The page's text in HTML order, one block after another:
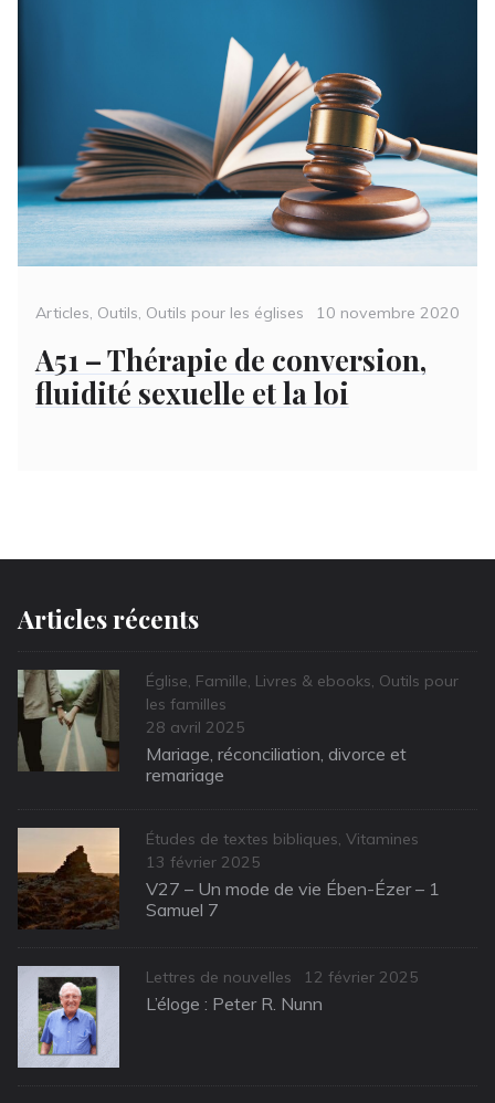
Categories
Articles, Outils, Outils pour les églises
Posted
10 novembre 2020
A51 – Thérapie de conversion,
fluidité sexuelle et la loi
Articles récents
Categories
Église, Famille, Livres & ebooks, Outils pour
les familles
Posted
on
28 avril 2025
Mariage, réconciliation, divorce et
remariage
Categories
Études de textes bibliques, Vitamines
Posted
on
13 février 2025
V27 – Un mode de vie Ében-Ézer – 1
Samuel 7
Categories
Lettres de nouvelles
Posted
on
12 février 2025
L’éloge : Peter R. Nunn